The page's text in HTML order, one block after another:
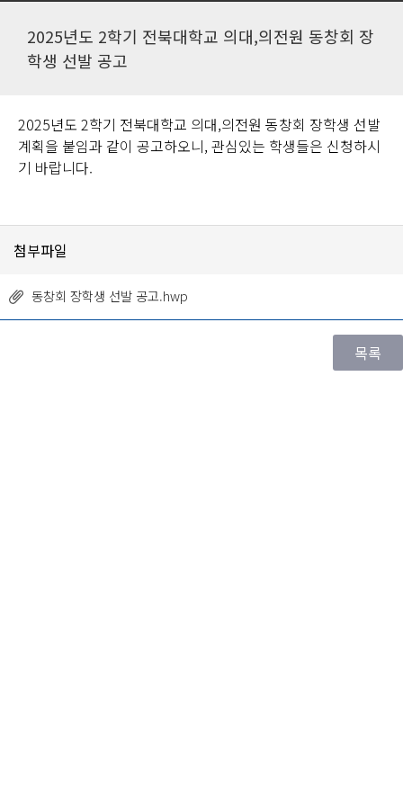
2025년도 2학기 전북대학교 의대,의전원 동창회 장
학생 선발 공고
2025년도 2학기 전북대학교 의대,의전원 동창회 장학생 선발
계획을 붙임과 같이 공고하오니, 관심있는 학생들은 신청하시
기 바랍니다.
첨부파일
동창회 장학생 선발 공고.hwp